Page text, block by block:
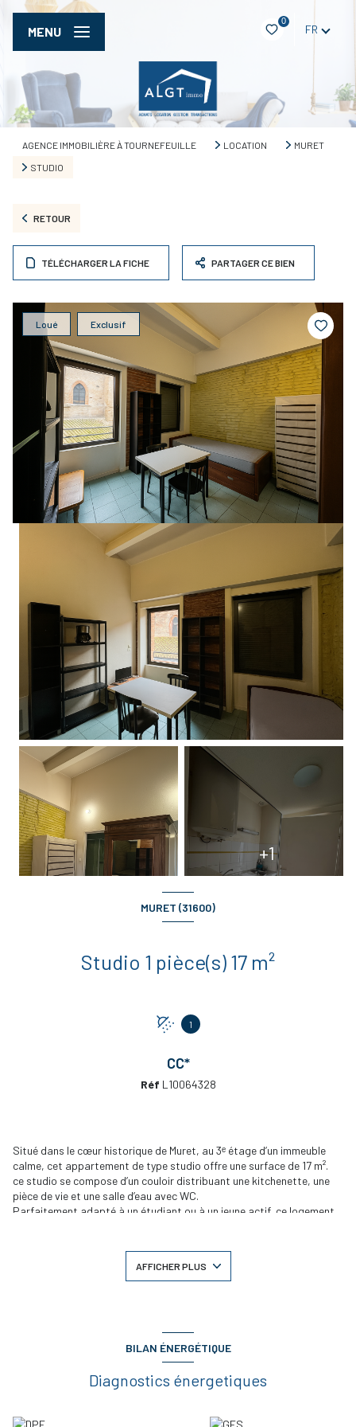
0
FR
MENU
AGENCE IMMOBILIÈRE À TOURNEFEUILLE LOCATION
MURET
STUDIO
RETOUR
TÉLÉCHARGER LA FICHE PARTAGER CE BIEN
Loué Exclusif
+1
MURET (31600)
Studio 1 pièce(s) 17 m²
1
CC*
Réf L10064328
Situé dans le cœur historique de Muret, au 3ᵉ étage d’un immeuble
calme, cet appartement de type studio offre une surface de 17 m².
ce studio se compose d’un couloir distribuant une kitchenette, une
pièce de vie et une salle d’eau avec WC.
Parfaitement adapté à un étudiant ou à un jeune actif, ce logement
Conditions de location :
Le loyer mensuel est fixé à 310 euros, auquel s’ajoutent 25 euros de
Environnement et accessibilité :
Le studio bénéficie d’un emplacement privilégié, à moins de 10
minutes à pied de la gare de Muret et à proximité directe des lignes
commerces, marché, restaurants, équipements publics,
AFFICHER PLUS
BILAN ÉNERGÉTIQUE
Diagnostics énergetiques